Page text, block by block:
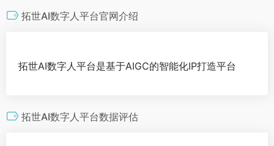
拓世AI数字人平台官网介绍
拓世AI数字人平台是基于AIGC的智能化IP打造平台
拓世AI数字人平台数据评估